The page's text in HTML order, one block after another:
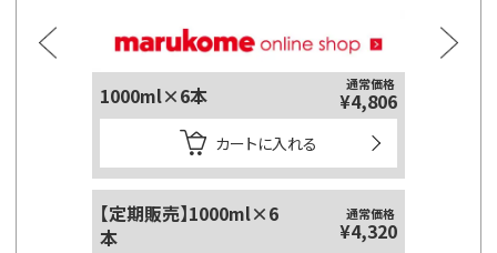
1000ml×6本 通常価格
¥4,806
カートに入れる
【定期販売】1000ml×6
本
通常価格
¥4,320